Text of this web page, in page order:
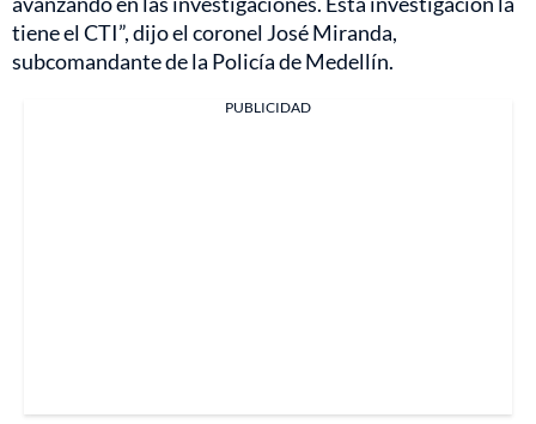
tiene el CTI”, dijo el coronel José Miranda,
subcomandante de la Policía de Medellín.
PUBLICIDAD